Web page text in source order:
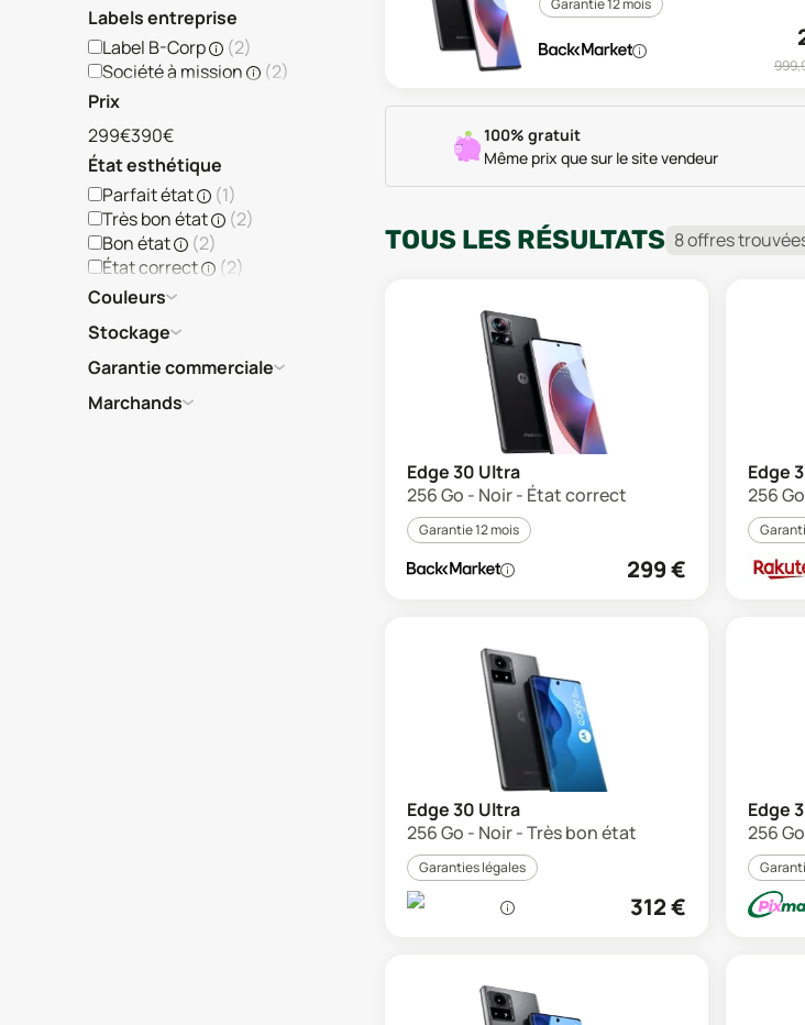
Labels entreprise
Label B-Corp
(2)
Société à mission
(2)
Prix
299€390€
État esthétique
Parfait état
(1)
Très bon état
(2)
Bon état
(2)
État correct
(2)
Couleurs
Stockage
Garantie commerciale
Marchands
Garantie 12 mois
100% gratuit
Même prix que sur le site vendeur
TOUS LES RÉSULTATS 8offrestrouvée
Edge 30 Ultra
256 Go - Noir - État correct
Garantie 12 mois
299€
Edge
256
Edge 30 Ultra
256 Go - Noir - Très bon état
Garanties légales
312€
Edge
256